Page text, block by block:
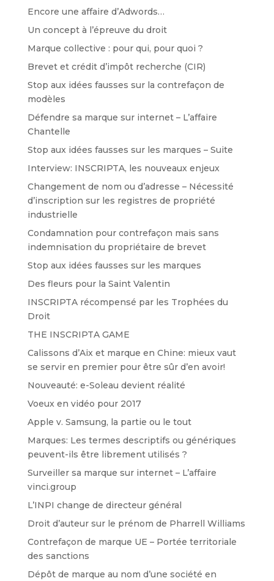
Encore une affaire d’Adwords…
Un concept à l’épreuve du droit
Marque collective : pour qui, pour quoi ?
Brevet et crédit d’impôt recherche (CIR)
Stop aux idées fausses sur la contrefaçon de
modèles
Défendre sa marque sur internet – L’affaire
Chantelle
Stop aux idées fausses sur les marques – Suite
Interview: INSCRIPTA, les nouveaux enjeux
Changement de nom ou d’adresse – Nécessité
d’inscription sur les registres de propriété
industrielle
Condamnation pour contrefaçon mais sans
indemnisation du propriétaire de brevet
Stop aux idées fausses sur les marques
Des fleurs pour la Saint Valentin
INSCRIPTA récompensé par les Trophées du
Droit
THE INSCRIPTA GAME
Calissons d’Aix et marque en Chine: mieux vaut
se servir en premier pour être sûr d’en avoir!
Nouveauté: e-Soleau devient réalité
Voeux en vidéo pour 2017
Apple v. Samsung, la partie ou le tout
Marques: Les termes descriptifs ou génériques
peuvent-ils être librement utilisés ?
Surveiller sa marque sur internet – L’affaire
vinci.group
L’INPI change de directeur général
Droit d’auteur sur le prénom de Pharrell Williams
Contrefaçon de marque UE – Portée territoriale
des sanctions
Dépôt de marque au nom d’une société en